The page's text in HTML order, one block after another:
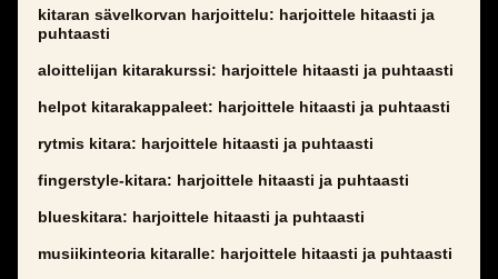
kitaran sävelkorvan harjoittelu: harjoittele hitaasti ja
puhtaasti
aloittelijan kitarakurssi: harjoittele hitaasti ja puhtaasti
helpot kitarakappaleet: harjoittele hitaasti ja puhtaasti
rytmis kitara: harjoittele hitaasti ja puhtaasti
fingerstyle-kitara: harjoittele hitaasti ja puhtaasti
blueskitara: harjoittele hitaasti ja puhtaasti
musiikinteoria kitaralle: harjoittele hitaasti ja puhtaasti